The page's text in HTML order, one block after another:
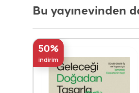
Bu yayınevinden
50%
indirim